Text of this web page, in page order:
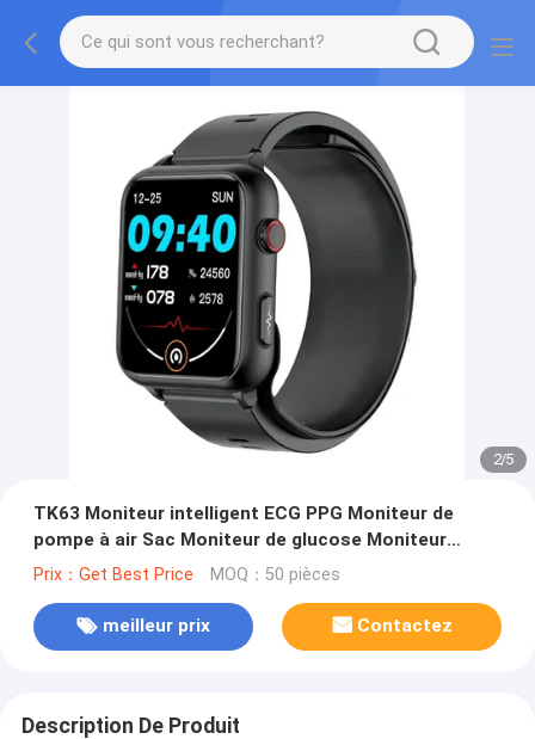
2/5
TK63 Moniteur intelligent ECG PPG Moniteur de
pompe à air Sac Moniteur de glucose Moniteur
intelligent
Prix：Get Best Price MOQ：50 pièces
meilleur prix Contactez
Description De Produit